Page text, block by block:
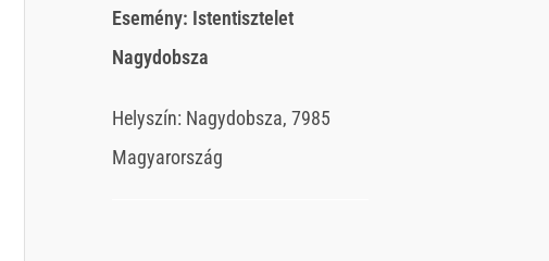
Esemény: Istentisztelet
Nagydobsza
Helyszín: Nagydobsza, 7985
Magyarország